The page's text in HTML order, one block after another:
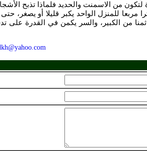
لتكون من الاسمنت والحديد فلماذا تذبح
المنازل في كيرتش صغيرة، من 40 - 60 مترا مربعا للمنزل الواحد يكبر قليلا أو يصغر،
من الكبير، والسر يكمن في القدرة على